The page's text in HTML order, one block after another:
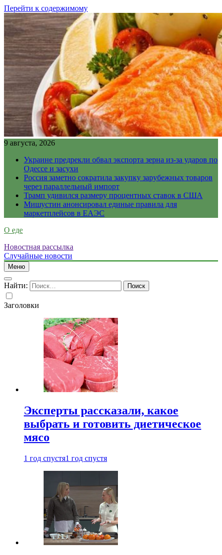
Перейти к содержимому
9 августа, 2026
Украине предрекли обвал экспорта зерна из-за ударов по
Одессе и засухи
Россия заметно сократила закупку зарубежных товаров
через параллельный импорт
Трамп удивился размеру процентных ставок в США
Мишустин анонсировал единые правила для
маркетплейсов в ЕАЭС
О еде
Новостная рассылка
Случайные новости
Меню
Найти:
Заголовки
Эксперты рассказали, какое
выбрать и готовить диетическое
мясо
1 год спустя1 год спустя